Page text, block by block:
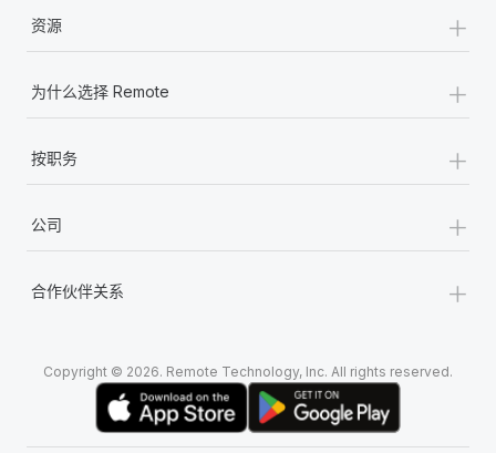
资源 +
为什么选择 Remote +
按职务 +
公司 +
合作伙伴关系 +
Copyright © 2026. Remote Technology, Inc. All rights reserved.